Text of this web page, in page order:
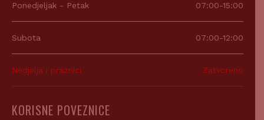
Ponedjeljak - Petak 07:00-15:00
Subota 07:00-12:00
Nedjelja i praznici Zatvoreno
KORISNE POVEZNICE